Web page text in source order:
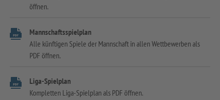
öffnen.
Mannschaftsspielplan
Alle künftigen Spiele der Mannschaft in allen Wettbewerben als
PDF öffnen.
Liga-Spielplan
Kompletten Liga-Spielplan als PDF öffnen.